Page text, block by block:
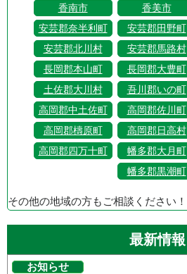
香南市
香美市
安芸郡奈半利町
安芸郡田野町
安芸郡北川村
安芸郡馬路村
長岡郡本山町
長岡郡大豊町
土佐郡大川村
吾川郡いの町
高岡郡中土佐町
高岡郡佐川町
高岡郡檮原町
高岡郡日高村
高岡郡四万十町
幡多郡大月町
幡多郡黒潮町
その他の地域の方もご相談ください！
最新情報
お知らせ